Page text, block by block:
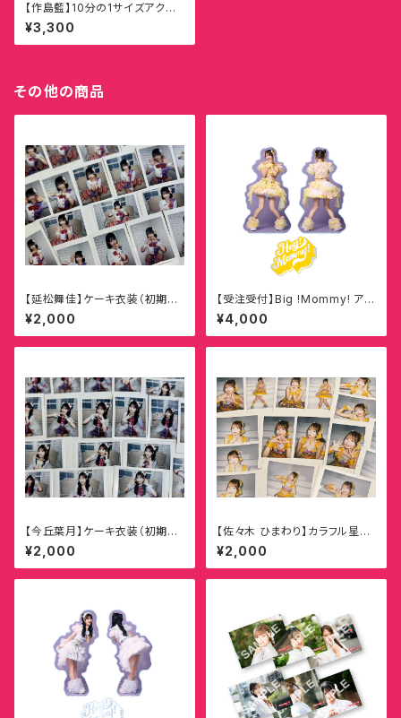
【作島藍】10分の1サイズアクリ
ルスタンド
¥3,300
その他の商品
【延松舞佳】ケーキ衣装（初期衣
装カスタム）記念ランダムチェキ
¥2,000
【受注受付】Big !Mommy! アク
リルスタンド【佐々木ひまわり】
¥4,000
【今丘葉月】ケーキ衣装（初期衣
装カスタム）記念ランダムチェキ
¥2,000
【佐々木 ひまわり】カラフル星衣
装記念ランダムチェキ
¥2,000